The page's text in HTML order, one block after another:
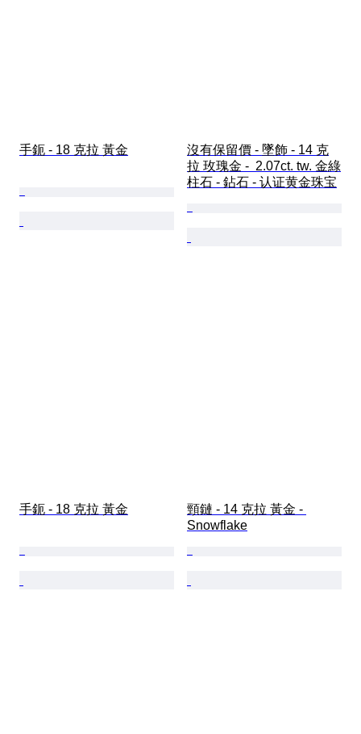
手鈪 - 18 克拉 黃金
沒有保留價 - 墜飾 - 14 克
拉 玫瑰金 -  2.07ct. tw. 金綠
柱石 - 鉆石 - 认证黄金珠宝
手鈪 - 18 克拉 黃金
頸鏈 - 14 克拉 黃金 -
Snowflake